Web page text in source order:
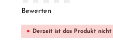
Durchschnittliche
Bewerten
Derzeit ist das Produkt